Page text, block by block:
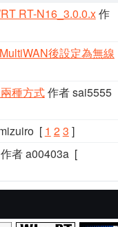
RT-N16_3.0.0.x作
後設定為無線
種方式作者 sai5555
[ 1 23 ]
作者 a00403a[